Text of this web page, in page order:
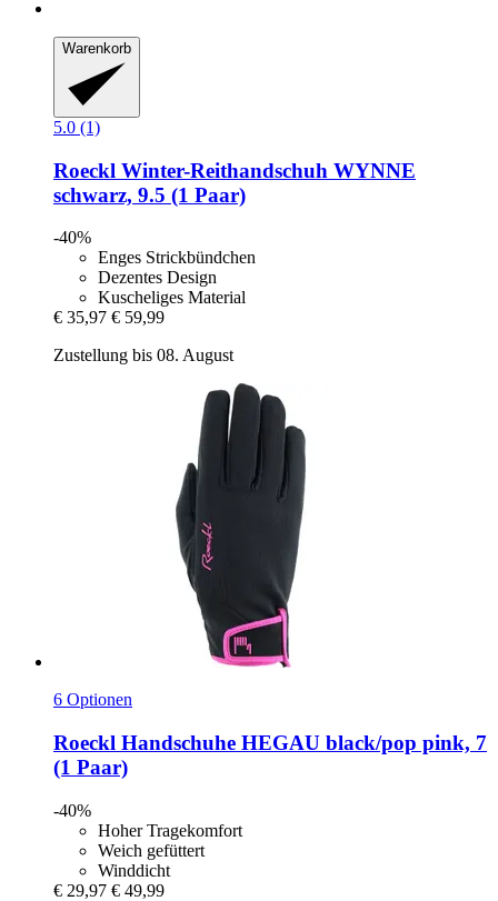
Warenkorb
5.0 (1)
Roeckl Winter-​Reithandschuh WYNNE
schwarz, 9.5 (1 Paar)
-40%
Enges Strickbündchen
Dezentes Design
Kuscheliges Material
€ 35,97 € 59,99
Zustellung bis 08. August
6 Optionen
Roeckl Handschuhe HEGAU black/pop pink, 7
(1 Paar)
-40%
Hoher Tragekomfort
Weich gefüttert
Winddicht
€ 29,97 € 49,99